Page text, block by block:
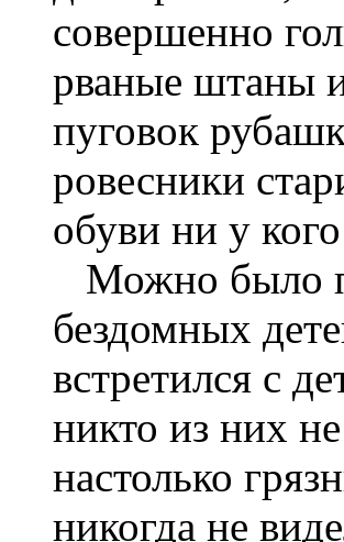
совершенно
рваные штаны
пуговок
ровесники
обуви ни у
Можно было
бездомных
встретился с
никто из них
настолько
никогда не